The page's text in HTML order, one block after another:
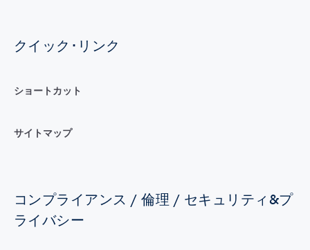
クイック･リンク
ショートカット
サイトマップ
コンプライアンス / 倫理 / セキュリティ&プ
ライバシー